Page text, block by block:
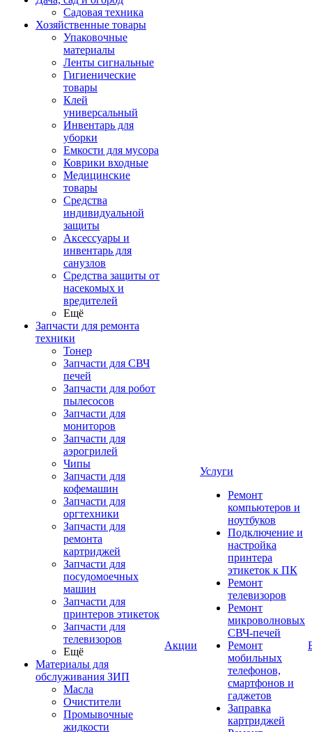
Садовая техника
Хозяйственные товары
Упаковочные
материалы
Ленты сигнальные
Гигиенические
товары
Клей
универсальный
Инвентарь для
уборки
Емкости для мусора
Коврики входные
Медицинские
товары
Средства
индивидуальной
защиты
Аксессуары и
инвентарь для
санузлов
Средства защиты от
насекомых и
вредителей
Ещё
Запчасти для ремонта
техники
Тонер
Запчасти для СВЧ
печей
Запчасти для робот
пылесосов
Запчасти для
мониторов
Запчасти для
аэрогрилей
Чипы
Запчасти для
кофемашин
Запчасти для
оргтехники
Запчасти для
ремонта
картриджей
Запчасти для
посудомоечных
машин
Запчасти для
принтеров этикеток
Запчасти для
телевизоров
Ещё
Материалы для
обслуживания ЗИП
Масла
Очистители
Промывочные
жидкости
Акции
Услуги
Ремонт
компьютеров и
ноутбуков
Подключение и
настройка
принтера
этикеток к ПК
Ремонт
телевизоров
Ремонт
микроволновых
СВЧ-печей
Ремонт
мобильных
телефонов,
смартфонов и
гаджетов
Заправка
картриджей